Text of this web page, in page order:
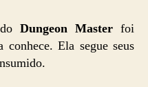
Dungeon Masterfoi
Ela segue seus